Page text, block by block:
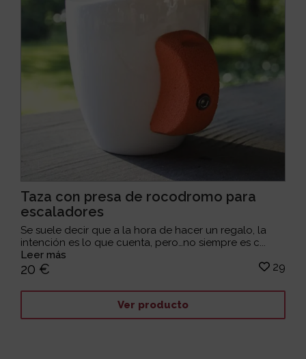
Taza con presa de rocodromo para
escaladores
Se suele decir que a la hora de hacer un regalo, la
intención es lo que cuenta, pero…no siempre es c...
Leer más
20 € 29
Ver producto